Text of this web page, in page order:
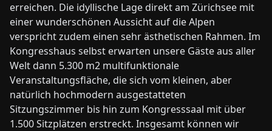
erreichen. Die idyllische Lage direkt am Zürichsee mit
einer wunderschönen Aussicht auf die Alpen
verspricht zudem einen sehr ästhetischen Rahmen. Im
Kongresshaus selbst erwarten unsere Gäste aus aller
Welt dann 5.300 m2 multifunktionale
Veranstaltungsfläche, die sich vom kleinen, aber
natürlich hochmodern ausgestatteten
Sitzungszimmer bis hin zum Kongresssaal mit über
1.500 Sitzplätzen erstreckt. Insgesamt können wir